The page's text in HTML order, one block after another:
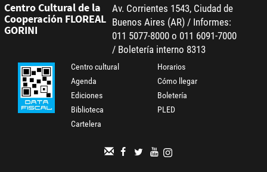
Centro Cultural de la
Cooperación FLOREAL
GORINI
Av. Corrientes 1543, Ciudad de
Buenos Aires (AR) / Informes:
011 5077-8000 o 011 6091-7000
/ Boletería interno 8313
Centro cultural
Agenda
Ediciones
Biblioteca
Cartelera
Horarios
Cómo llegar
Boletería
PLED